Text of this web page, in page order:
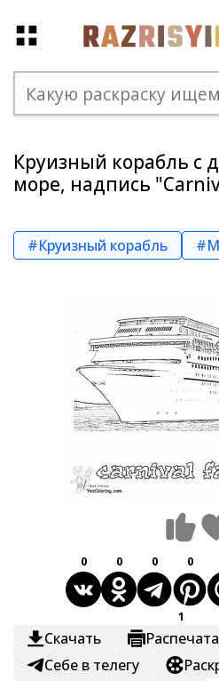
Круизный корабль с
море, надпись
#Круизный корабль
0 0 0 0
Скачать
1
Себе в телегу